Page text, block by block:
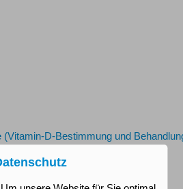
D-Bestimmung und